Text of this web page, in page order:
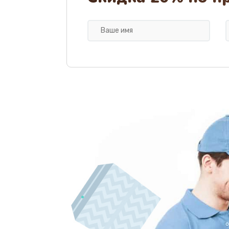
Замена клапана термоблока
Ремонт блока помола
Замена трубок гидравлики